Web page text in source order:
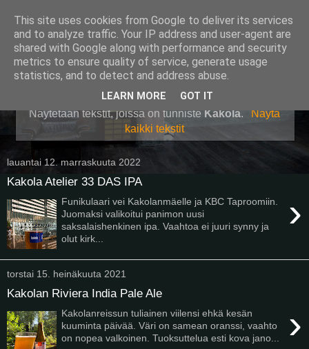
Pullollinen
Näytetään tekstit, joissa on tunniste Kakola.
Näytä
kaikki tekstit
lauantai 12. marraskuuta 2022
Kakola Atelier 33 DAS IPA
›
Funikulaari vei Kakolanmäelle ja KBC Taproomiin.
Juomaksi valikoitui panimon uusi
saksalaishenkinen ipa. Vaahtoa ei juuri synny ja
olut kirk...
torstai 15. heinäkuuta 2021
Kakolan Riviera India Pale Ale
›
Kakolanreissun tuliainen viilensi ehkä kesän
kuuminta päivää. Väri on samean oranssi, vaahto
on nopea valkoinen. Tuoksuttelua esti kova jano...
This site uses cookies from Google to deliver its services
and to analyze traffic. Your IP address and user-agent are
shared with Google along with performance and security
metrics to ensure quality of service, generate usage
statistics, and to detect and address abuse.
LEARN MORE GOT IT